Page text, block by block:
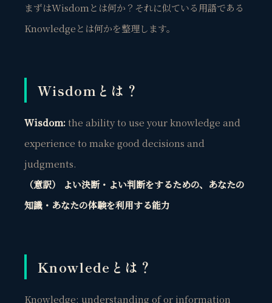
まずはWisdomとは何か？それに似ている用語である
Knowledgeとは何かを整理します。
Wisdomとは？
Wisdom:the abilityto use your knowledge and
experience to make good decisions and
judgments.
（意訳） よい決断・よい判断をするための、あなたの
知識・あなたの体験を利用する能力
Knowledeとは？
Knowledge: understanding of or information